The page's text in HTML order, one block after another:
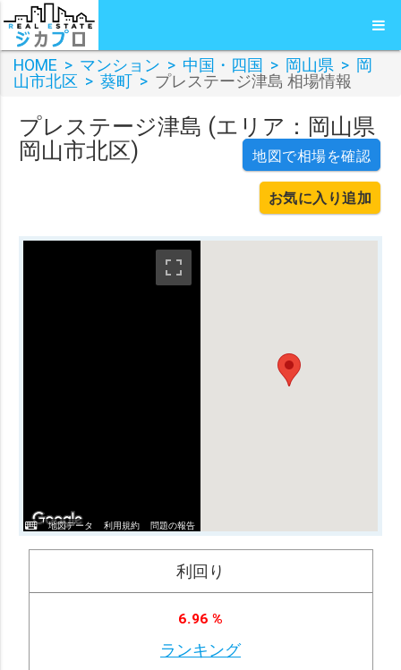
HOME > マンション > 中国・四国 > 岡山県 > 岡
山市北区 > 葵町 > プレステージ津島 相場情報
プレステージ津島 (エリア：岡山県
岡山市北区)
地図で相場を確認
お気に入り追加
地図データ 利用規約 問題の報告
利回り
6.96 %
ランキング